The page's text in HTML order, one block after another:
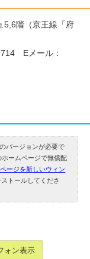
5,6階（京王線「府
Eメール：
バージョンが必要で
ームページで無償配
ージを新しいウィン
トールしてくださ
ォン表示